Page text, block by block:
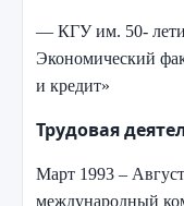
— КГУ им. 50-
Экономический
и кредит»
Трудовая
Март 1993 –
международный